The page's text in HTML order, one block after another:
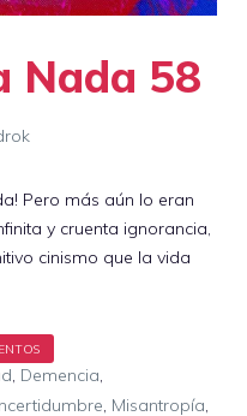
Nada 58
Pero más aún lo eran
y cruenta ignorancia,
cinismo que la vida
, Demencia,
, Misantropía,